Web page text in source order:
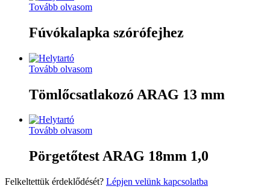
Tovább olvasom
Fúvókalapka szórófejhez
Tovább olvasom
Tömlőcsatlakozó ARAG 13 mm
Tovább olvasom
Pörgetőtest ARAG 18mm 1,0
Felkeltettük érdeklődését? Lépjen velünk kapcsolatba